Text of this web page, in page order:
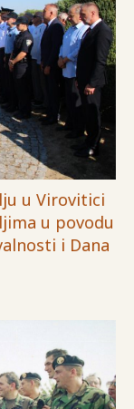
u Virovitici
u povodu
i Dana